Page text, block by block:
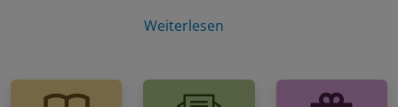
Weiterlesen